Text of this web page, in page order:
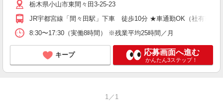
栃木県小山市東間々田3-25-23
JR宇都宮線「間々田駅」下車 徒歩10分 ★車通勤OK（社有車貸
8:30〜17:30（実働8時間） ※残業平均25時間／月
キープ 応募画面へ進む
かんたん3ステップ！
1／1